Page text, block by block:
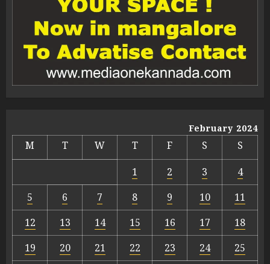
February 2024
M T W T F S
S
1
2 3
4
5
6 7 8 9 10
11
12
13 14 15 16 17
18
19
20 21 22 23 24
25